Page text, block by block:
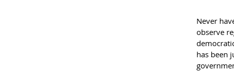
Never
observe
has been